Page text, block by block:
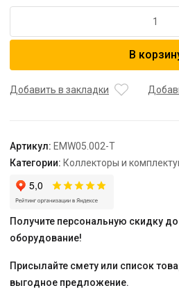
Кронштейн
для
1"
"ELSEN"
В
Добавить в закладки
Артикул: EMW05.002-T
Категории: Коллекторы и
Получите персональную скидку
оборудование!
Присылайте смету или список
выгодное предложение.